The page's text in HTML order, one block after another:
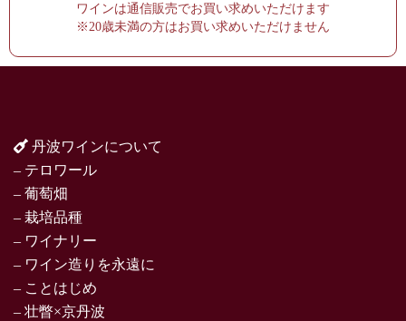
ワインは通信販売でお買い求めいただけます
※20歳未満の方はお買い求めいただけません
丹波ワインについて
– テロワール
– 葡萄畑
– 栽培品種
– ワイナリー
– ワイン造りを永遠に
– ことはじめ
– 壮瞥×京丹波